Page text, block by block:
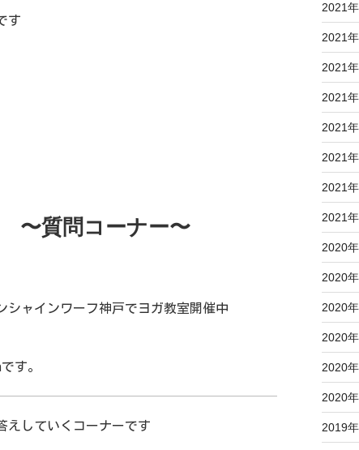
す
質問コーナー〜
ャインワーフ神戸でヨガ教室開催中
す。
えしていくコーナーです
2021
2021
2021
2021
2021
2021
2021
2021
2020
2020
2020
2020
2020
2020
2019